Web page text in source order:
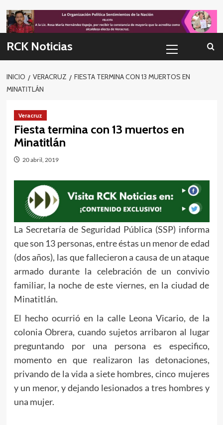
to
content
RCK Noticias
primario
INICIO VERACRUZ
FIESTA TERMINA CON 13 MUERTOS EN
MINATITLÁN
Veracruz
Fiesta termina con 13 muertos en
Minatitlán
20 abril, 2019
La Secretaría de Seguridad Pública (SSP) informa
que son 13 personas, entre éstas un menor de edad
(dos años), las que fallecieron a causa de un ataque
armado durante la celebración de un convivio
familiar, la noche de este viernes, en la ciudad de
Minatitlán.
El hecho ocurrió en la calle Leona Vicario, de la
colonia Obrera, cuando sujetos arribaron al lugar
preguntando por una persona es especifico,
momento en que realizaron las detonaciones,
privando de la vida a siete hombres, cinco mujeres
y un menor, y dejando lesionados a tres hombres y
una mujer.